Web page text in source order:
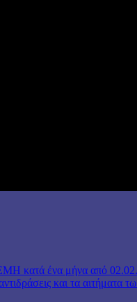
κατά ένα μήνα από
και τα αιτήματα